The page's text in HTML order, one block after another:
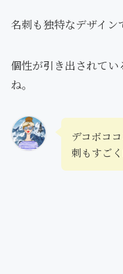
名刺も独特なデザイン
個性が引き出されて
ね。
デコボコ
刺もすご